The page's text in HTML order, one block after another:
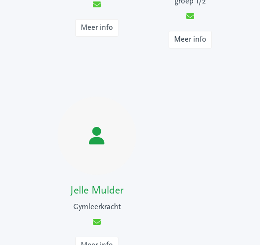
Meer info
Meer info
Jelle Mulder
Gymleerkracht